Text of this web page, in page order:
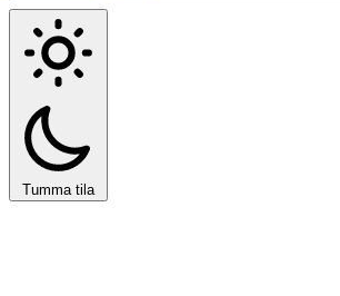
Tumma tila